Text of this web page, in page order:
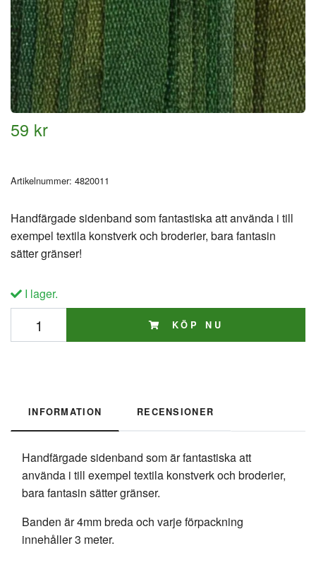
59 kr
Artikelnummer: 4820011
Handfärgade sidenband som fantastiska att använda i till
exempel textila konstverk och broderier, bara fantasin
sätter gränser!
I lager.
KÖP NU
INFORMATION RECENSIONER
Handfärgade sidenband som är fantastiska att
använda i till exempel textila konstverk och broderier,
bara fantasin sätter gränser.
Banden är 4mm breda och varje förpackning
innehåller 3 meter.